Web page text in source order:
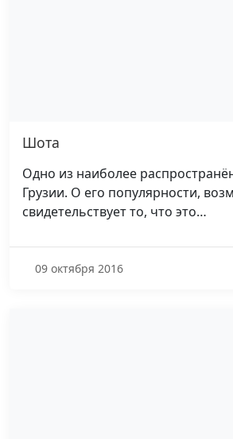
Шота
Одно из наиболее
Грузии. О его популярности,
свидетельствует то, что это…
09 октября 2016